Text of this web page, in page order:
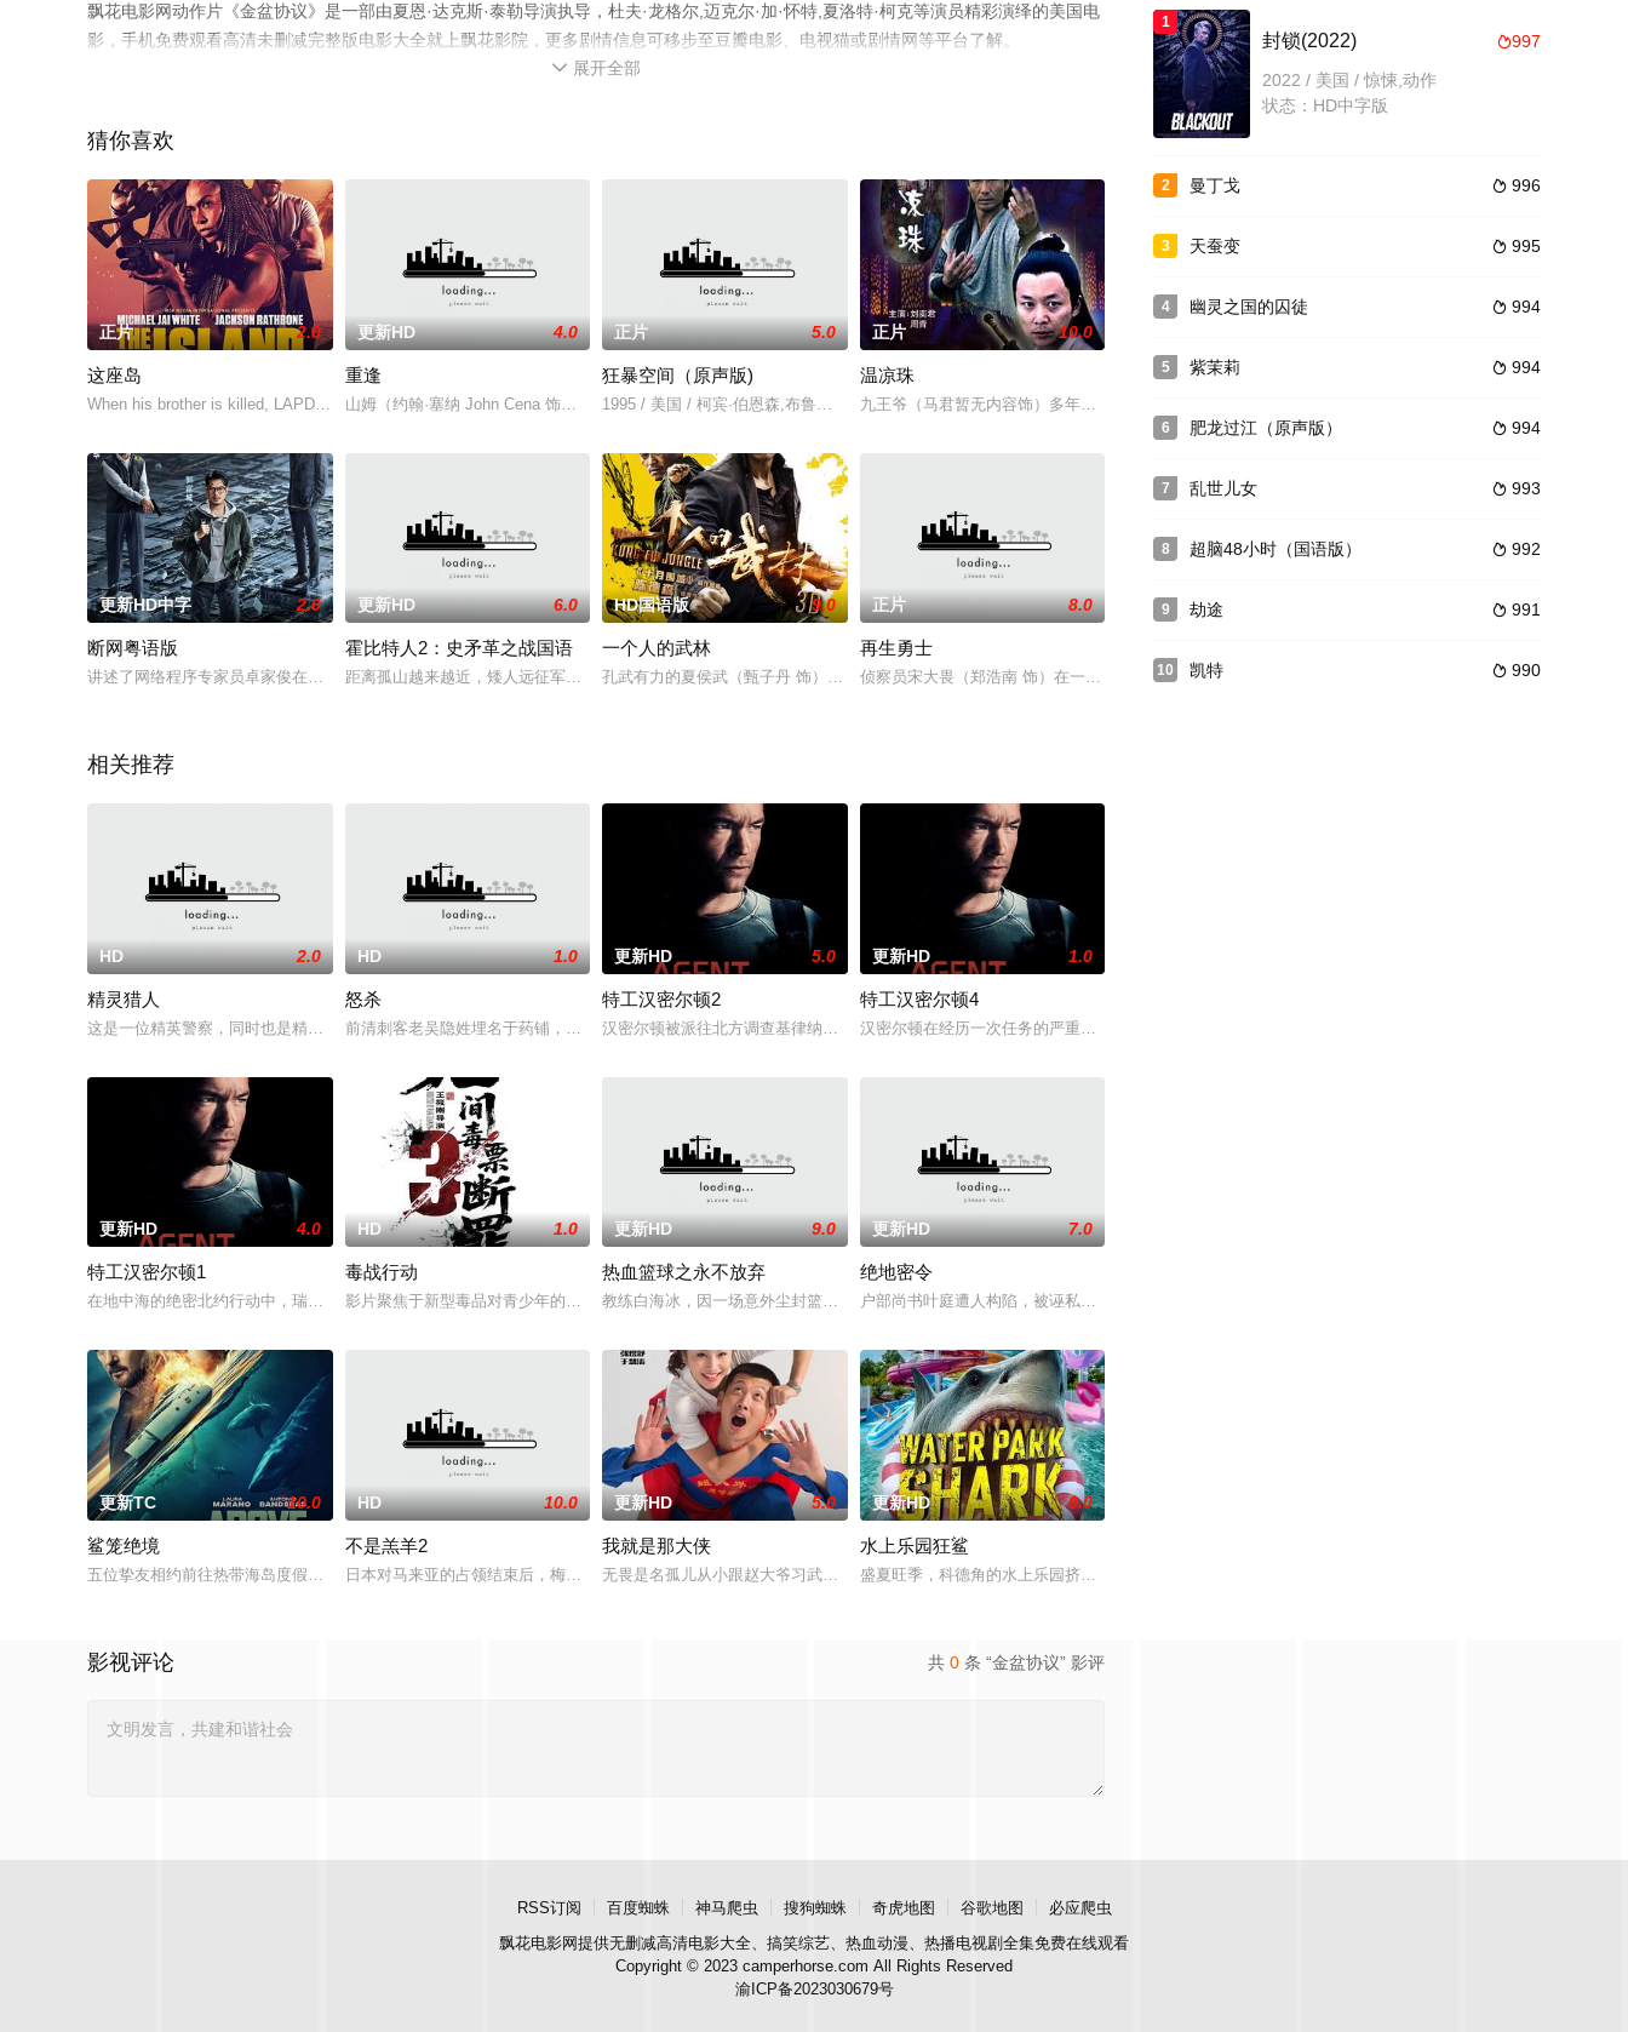
飘花电影网动作片《金盆协议》是一部由夏恩·达克斯·泰勒导演执导，杜夫·龙格尔,迈克尔·加·怀特,夏洛特·柯克等演员精彩演绎的美国电
影，手机免费观看高清未删减完整版电影大全就上飘花影院，更多剧情信息可移步至豆瓣电影、电视猫或剧情网等平台了解。
 展开全部
猜你喜欢
正片 2.0
这座岛
When his brother is killed, LAPD officer Mark (Michael J. White) leav
更新HD 4.0
重逢
山姆（约翰·塞纳 John Cena 饰）和雷欧（伊桑·恩布里 Ethan Embry 饰）是同父异母的兄弟，虽然两人从小相伴长大，但是兄
正片 5.0
狂暴空间（原声版)
1995 / 美国 / 柯宾·伯恩森,布鲁斯·佩恩,娜塔亚·安德雷琴科,兰斯·亨利克森,迈克尔切姆平
正片 10.0
温凉珠
九王爷（马君暂无内容饰）多年来深受花粉过敏之苦，忽一日有人送来稀世珍宝温凉珠，九王爷顿时百病全无
更新HD中字 2.0
断网粤语版
讲述了网络程序专家员卓家俊在一次针对头部银行的数据攻击中意外被卷入一场黑恶洗钱活动，为保护家人并自证清白，与犯罪分子展开殊死较量的故bbb
更新HD 6.0
霍比特人2：史矛革之战国语
距离孤山越来越近，矮人远征军的道路却变得异常艰险。他们躲过了苍白半兽人的不懈追杀，在幽暗密林前和甘道夫（伊恩·麦凯伦 Ian McKell
HD国语版 9.0
一个人的武林
孔武有力的夏侯武（甄子丹 饰）曾是佛山武馆合一门的弟子，当年他争强好胜，在香港担任教官时与他人比武，结果失手将对方打死最终锒铛入狱
正片 8.0
再生勇士
侦察员宋大畏（郑浩南 饰）在一次出警时与劫匪元安（张志坚 饰）搏斗，不幸摔成植物人，一睡就是数年不
相关推荐
HD 2.0
精灵猎人
这是一位精英警察，同时也是精灵猎手。在调查一系列血腥谋杀案的过程中，他面临着来自超自然界的威胁。为了维护两个世界的平衡，他必须与精灵之王展
HD 1.0
怒杀
前清刺客老吴隐姓埋名于药铺，却为守护单亲母女小茜和依依，被迫出手击杀黑帮一伙而暴露身份。幕后黑手向爷派杀手左轮抓住母女二人要挟并引出老吴。
更新HD 5.0
特工汉密尔顿2
汉密尔顿被派往北方调查基律纳太空项目的间谍行为，同时发现有人从瑞典窃取秘密武器材料。他被调至布鲁塞尔担任国防部长保镖，而叛乱分子
更新HD 1.0
特工汉密尔顿4
汉密尔顿在经历一次任务的严重后果后，陷入了自我毁灭的状态。然而，他被说服去执行他最擅长的任务——
更新HD 4.0
特工汉密尔顿1
在地中海的绝密北约行动中，瑞典攻击潜水员遇害。汉密尔顿，受害者的老友，前往法国土伦军事基地展开调查。他与克里斯汀伪装身份，深入追查案件背景
HD 1.0
毒战行动
影片聚焦于新型毒品对青少年的危害，对社会秩序的破坏为主题，旨在通过电影让观众意识到毒品的可怕，着重塑造了缉毒警察在危险环境中坚守岗位，与毒
更新HD 9.0
热血篮球之永不放弃
教练白海冰，因一场意外尘封篮球梦。为完成病危师兄的嘱托，他接手一支被嘲为“无胜利队”的业余球队。当一群问题少年遇上背负阴影的教练，他
更新HD 7.0
绝地密令
户部尚书叶庭遭人构陷，被诬私贪国库银两，身陷囹圄在即，叶庭急召其子叶护相见。叶护心知父亲蒙冤，却
更新TC 10.0
鲨笼绝境
五位挚友相约前往热带海岛度假，计划在碧蓝海域中体验刺激的鲨鱼笼潜水，同时享受奢靡的派对狂欢。然而他们浑然不知，这趟旅程不过是一场精心布局的
HD 10.0
不是羔羊2
日本对马来亚的占领结束后，梅尔在新加坡的特别行动组担任警察。这一次，他要对付的是黑帮，其中大多数人在鸦片生意方面活动，并且受到腐败官员的保
更新HD 5.0
我就是那大侠
无畏是名孤儿从小跟赵大爷习武收废品，做事一根筋的他总被误解。在经历一次重大事件后，被迫加入保健品公司，实现了自我价值体验到社会存
更新HD 9.0
水上乐园狂鲨
盛夏旺季，科德角的水上乐园挤满了消暑游客，一群凶猛的大白鲨突然闯入园区水域，把整片游乐区变成了开
共 0 条 “金盆协议” 影评
影视评论
1
997
封锁(2022)
2022 / 美国 / 惊悚,动作
状态：HD中字版
2  996
曼丁戈
3  995
天蚕变
4  994
幽灵之国的囚徒
5  994
紫茉莉
6  994
肥龙过江（原声版）
7  993
乱世儿女
8  992
超脑48小时（国语版）
9  991
劫途
10  990
凯特
RSS订阅 百度蜘蛛 神马爬虫 搜狗蜘蛛 奇虎地图 谷歌地图
必应爬虫
飘花电影网提供无删减高清电影大全、搞笑综艺、热血动漫、热播电视剧全集免费在线观看
Copyright © 2023 camperhorse.com All Rights Reserved
渝ICP备2023030679号